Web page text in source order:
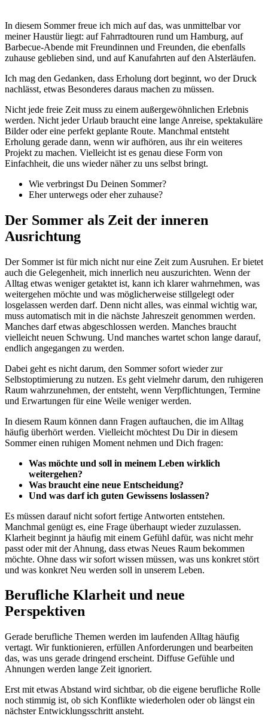
In diesem Sommer freue ich mich auf das, was unmittelbar vor
meiner Haustür liegt: auf Fahrradtouren rund um Hamburg, auf
Barbecue-Abende mit Freundinnen und Freunden, die ebenfalls
zuhause geblieben sind, und auf Kanufahrten auf den Alsterläufen.
Ich mag den Gedanken, dass Erholung dort beginnt, wo der Druck
nachlässt, etwas Besonderes daraus machen zu müssen.
Nicht jede freie Zeit muss zu einem außergewöhnlichen Erlebnis
werden. Nicht jeder Urlaub braucht eine lange Anreise, spektakuläre
Bilder oder eine perfekt geplante Route. Manchmal entsteht
Erholung gerade dann, wenn wir aufhören, aus ihr ein weiteres
Projekt zu machen. Vielleicht ist es genau diese Form von
Einfachheit, die uns wieder näher zu uns selbst bringt.
Wie verbringst Du Deinen Sommer?
Eher unterwegs oder eher zuhause?
Der Sommer als Zeit der inneren
Ausrichtung
Der Sommer ist für mich nicht nur eine Zeit zum Ausruhen. Er bietet
auch die Gelegenheit, mich innerlich neu auszurichten. Wenn der
Alltag etwas weniger getaktet ist, kann ich klarer wahrnehmen, was
weitergehen möchte und was möglicherweise stillgelegt oder
losgelassen werden darf. Denn nicht alles, was einmal wichtig war,
muss automatisch mit in die nächste Jahreszeit genommen werden.
Manches darf etwas abgeschlossen werden. Manches braucht
vielleicht neuen Schwung. Und manches wartet schon lange darauf,
endlich angegangen zu werden.
Dabei geht es nicht darum, den Sommer sofort wieder zur
Selbstoptimierung zu nutzen. Es geht vielmehr darum, den ruhigeren
Raum wahrzunehmen, der entsteht, wenn Verpflichtungen, Termine
und Erwartungen für eine Weile weniger werden.
In diesem Raum können dann Fragen auftauchen, die im Alltag
häufig überhört werden. Vielleicht möchtest Du Dir in diesem
Sommer einen ruhigen Moment nehmen und Dich fragen:
Was möchte und soll in meinem Leben wirklich
weitergehen?
Was braucht eine neue Entscheidung?
Und was darf ich guten Gewissens loslassen?
Es müssen darauf nicht sofort fertige Antworten entstehen.
Manchmal genügt es, eine Frage überhaupt wieder zuzulassen.
Klarheit beginnt ja häufig mit einem Gefühl dafür, was nicht mehr
passt oder mit der Ahnung, dass etwas Neues Raum bekommen
möchte. Ohne dass wir sofort wissen müssen, was uns konkret stört
und was konkret Neu werden soll in unserem Leben.
Berufliche Klarheit und neue
Perspektiven
Gerade berufliche Themen werden im laufenden Alltag häufig
vertagt. Wir funktionieren, erfüllen Anforderungen und bearbeiten
das, was uns gerade dringend erscheint. Diffuse Gefühle und
Ahnungen werden lange Zeit ignoriert.
Erst mit etwas Abstand wird sichtbar, ob die eigene berufliche Rolle
noch stimmig ist, ob sich Konflikte wiederholen oder ob längst ein
nächster Entwicklungsschritt ansteht.